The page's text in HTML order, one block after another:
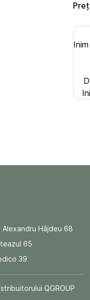
Alexandru Hâjdeu 68
65
39
QGROUP